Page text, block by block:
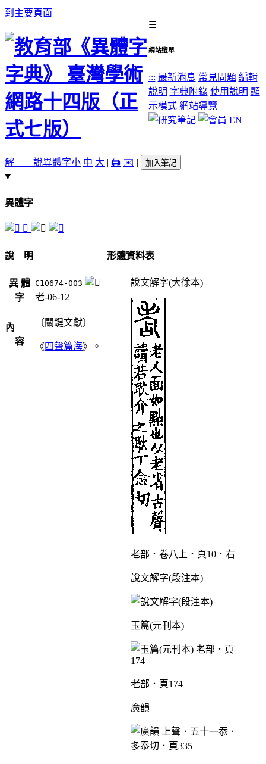
到主要頁面
☰
網站選單
::: 最新消息 常見問題 編輯
說明 字典附錄 使用說明 顯
示模式 網站導覽
EN
解 說異體字小 中 大 | 🖨️ ✉️ | 加入筆記
異體字
𦒾
說 明
異 體
字
C10674-003
老-06-12
內
容
〔關鍵文獻〕
《四聲篇海》。
形體資料表
說文解字(大徐本)
老部．卷八上．頁10．右
說文解字(段注本)
玉篇(元刊本)
老部．頁174
廣韻